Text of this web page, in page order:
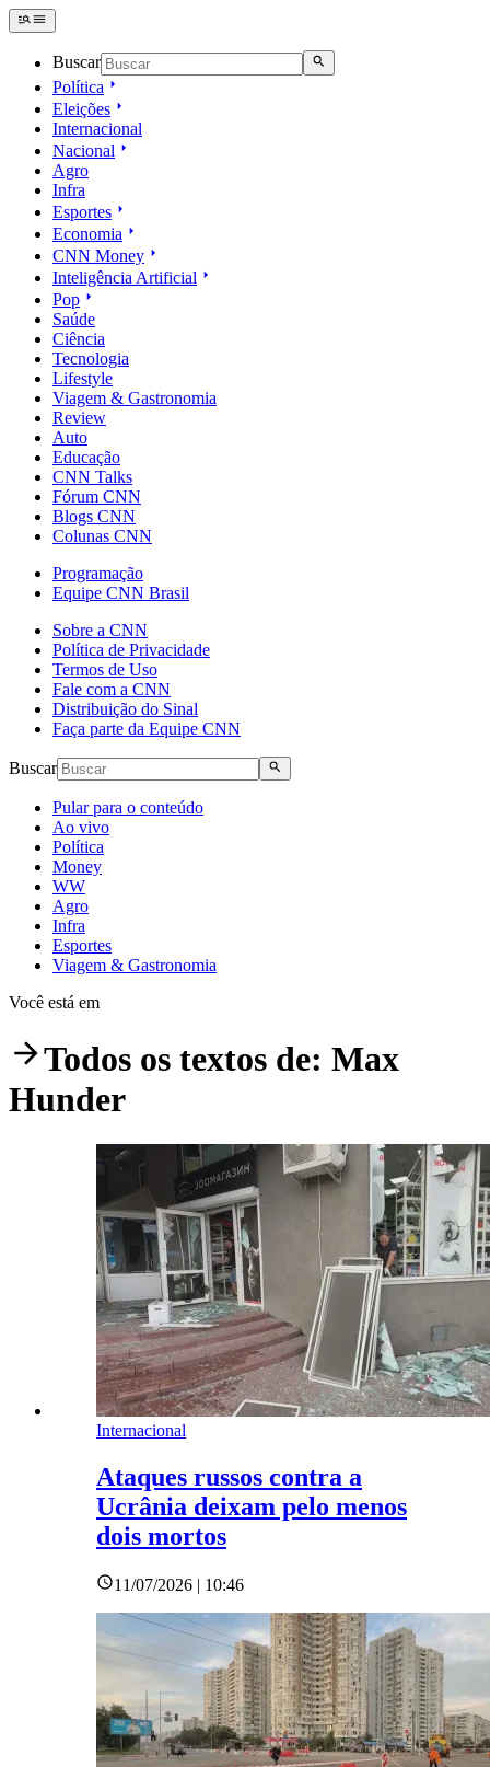
Buscar
Política
Eleições
Internacional
Nacional
Agro
Infra
Esportes
Economia
CNN Money
Inteligência Artificial
Pop
Saúde
Ciência
Tecnologia
Lifestyle
Viagem & Gastronomia
Review
Auto
Educação
CNN Talks
Fórum CNN
Blogs CNN
Colunas CNN
Programação
Equipe CNN Brasil
Sobre a CNN
Política de Privacidade
Termos de Uso
Fale com a CNN
Distribuição do Sinal
Faça parte da Equipe CNN
Buscar
Pular para o conteúdo
Ao vivo
Política
Money
WW
Agro
Infra
Esportes
Viagem & Gastronomia
Você está em
Todos os textos de: Max
Hunder
Internacional
Ataques russos contra a
Ucrânia deixam pelo menos
dois mortos
11/07/2026 | 10:46